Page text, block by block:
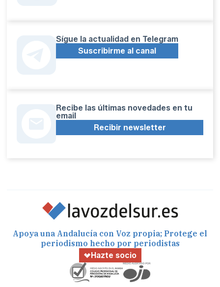
Sígue la actualidad en Telegram
Suscribirme al canal
Recibe las últimas novedades en tu
email
Recibir newsletter
Apoya una Andalucía con Voz propia; Protege el
periodismo hecho por periodistas
Hazte socio